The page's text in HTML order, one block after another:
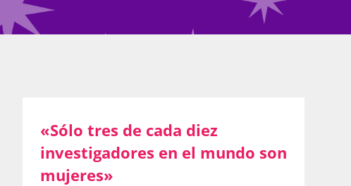
«Sólo tres de cada diez
investigadores en el mundo son
mujeres»